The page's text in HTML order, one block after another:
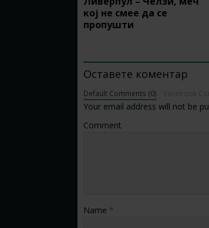
кој не смее да се
пропушти
Оставете коментар
Default Comments (0)
Your email address will not be
Comment
Name *